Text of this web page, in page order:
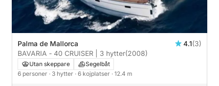
Palma de Mallorca 4.1(3)
BAVARIA - 40 CRUISER | 3 hytter(2008)
Utan skeppare
Segelbåt
6 personer · 3 hytter · 6 kojplatser · 12.4 m